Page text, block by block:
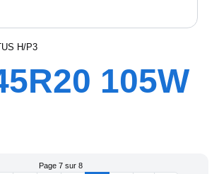
H/P3
105W
Page 7 sur 8